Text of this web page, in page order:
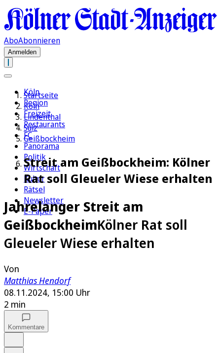
AboAbonnieren
Anmelden
Köln
Region
Freizeit
Restaurants
FC
Panorama
Politik
Wirtschaft
Kultur
Rätsel
Newsletter
E-Paper
Startseite
Köln
Lindenthal
Sülz
Geißbockheim
Streit am Geißbockheim: Kölner
Rat soll Gleueler Wiese erhalten
Jahrelanger Streit am
GeißbockheimKölner Rat soll
Gleueler Wiese erhalten
Von
Matthias Hendorf
08.11.2024, 15:00 Uhr
2 min
Kommentare